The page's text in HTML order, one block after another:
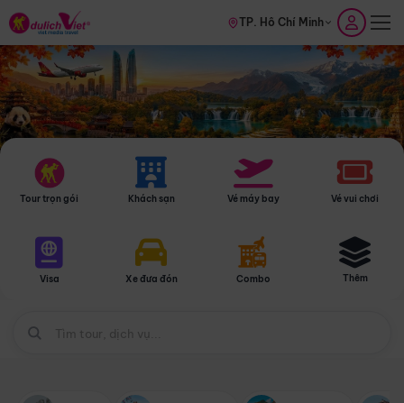
TP. Hồ Chí Minh
Tour trọn gói Khách sạn Vé máy bay Vé vui chơi
Visa Xe đưa đón Combo Thêm